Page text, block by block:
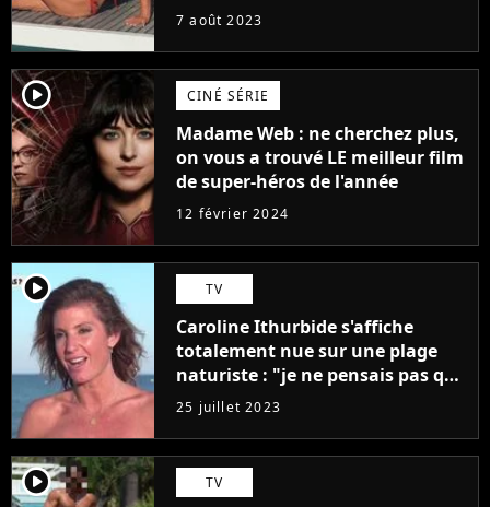
7 août 2023
player2 CINÉ SÉRIE
Madame Web : ne cherchez plus,
on vous a trouvé LE meilleur film
de super-héros de l'année
12 février 2024
player2 TV
Caroline Ithurbide s'affiche
totalement nue sur une plage
naturiste : "je ne pensais pas que
j'arriverais à le faire..."
25 juillet 2023
player2 TV